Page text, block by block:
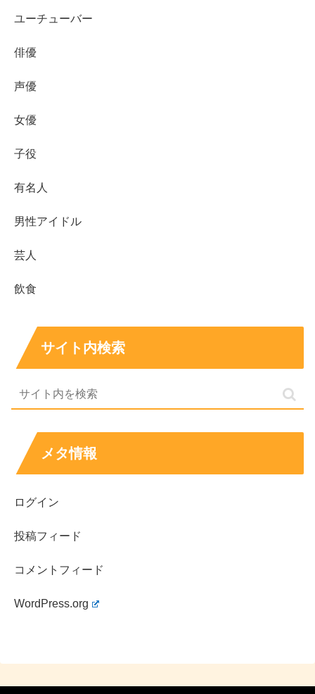
クは、将来的にかなり期待できるのではないかという見方
おもしろ荘に出ます✌️✌️
初テレビがおもしろ荘です❗️
2022
『おもしろ荘』出演
『おもしろ荘』と言えば優勝者だけではなく、爪痕さえ残
せば大ブレイクのきっかけともなる番組ですので、
マードックにもぜひここで爪痕を残して、ブレイクに繋げ
ていって欲しいところですね！
ユーチューバー
俳優
声優
女優
子役
有名人
男性アイドル
芸人
飲食
サイト内検索
メタ情報
ログイン
投稿フィード
コメントフィード
WordPress.org